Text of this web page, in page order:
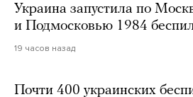
Украина запустила по
и Подмосковью 1984
19 часов назад
Почти 400 украинских